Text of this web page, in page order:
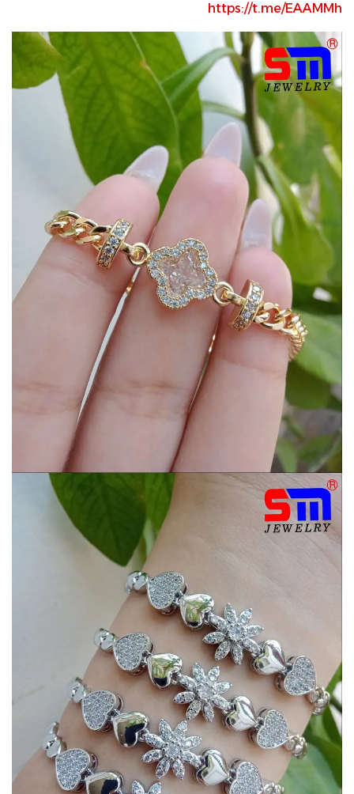
https://t.me/EAAMMh